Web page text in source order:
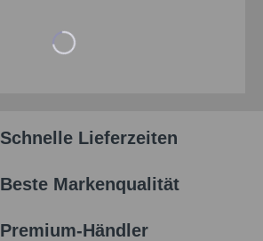
Schnelle Lieferzeiten
Beste Markenqualität
Premium-Händler